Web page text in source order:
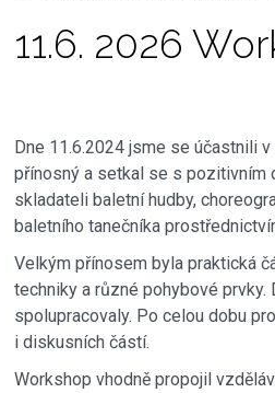
11.6. 2026
Dne 11.6.2024 jsme se účastnili
přínosný a setkal se s pozitivním
skladateli baletní hudby,
baletního tanečníka
Velkým přínosem byla praktická
techniky a různé pohybové
spolupracovaly. Po celou dobu
i diskusních částí.
Workshop vhodně propojil